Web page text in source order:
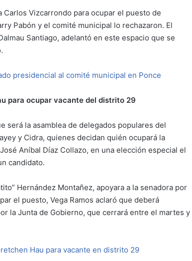
Carlos Vizcarrondo para ocupar el puesto de
Pabón y el comité municipal lo rechazaron. El
Santiago, adelantó en este espacio que se
presidencial al comité municipal en Ponce
para ocupar vacante del distrito 29
será la asamblea de delegados populares del
y Cidra, quienes decidan quién ocupará la
Aníbal Díaz Collazo, en una elección especial el
candidato.
Hernández Montañez, apoyara a la senadora por
el puesto, Vega Ramos aclaró que deberá
la Junta de Gobierno, que cerrará entre el martes y
Hau para vacante en distrito 29